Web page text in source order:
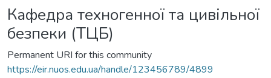
Кафедра техногенної та цивільної
безпеки (ТЦБ)
Permanent URI for this community
https://eir.nuos.edu.ua/handle/123456789/4899